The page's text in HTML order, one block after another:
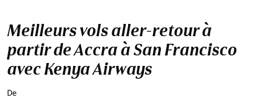
Meilleurs vols aller-retour à
partir de Accra à San Francisco
avec Kenya Airways
De